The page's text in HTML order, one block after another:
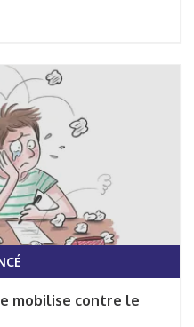
mobilise contre le